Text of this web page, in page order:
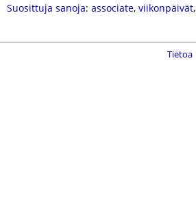
Suosittuja sanoja: associate, viikonpäivät,
Tietoa